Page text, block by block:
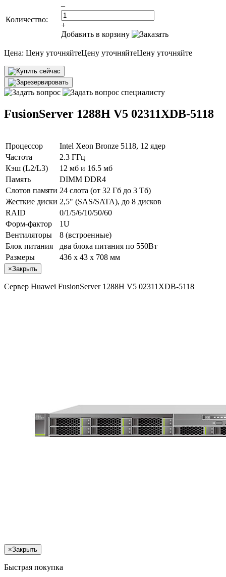
Количество:
–
+
Добавить в корзину
Цена: Цену уточняйтеЦену уточняйтеЦену уточняйте
FusionServer 1288H V5 02311XDB-5118
Процессор
Intel Xeon Bronze 5118, 12 ядер
Частота
2.3 ГГц
Кэш (L2/L3)
12 мб и 16.5 мб
Память
DIMM DDR4
Слотов памяти 24 слота (от 32 Гб до 3 Тб)
Жесткие диски 2,5" (SAS/SATA), до 8 дисков
RAID
0/1/5/6/10/50/60
Форм-фактор
1U
Вентиляторы
8 (встроенные)
Блок питания
два блока питания по 550Вт
Размеры
436 x 43 x 708 мм
×Закрыть
Сервер Huawei FusionServer 1288H V5 02311XDB-5118
×Закрыть
Быстрая покупка